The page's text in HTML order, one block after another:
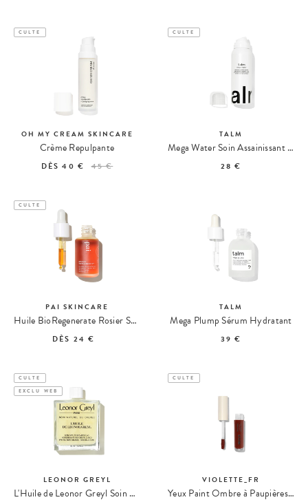
CULTE
OH MY CREAM SKINCARE
Crème Repulpante
DÈS40 € 45 €
CULTE
TALM
Mega Water Soin Assainissant & Apaisant
28 €
CULTE
PAI SKINCARE
Huile BioRegenerate Rosier Sauvage
DÈS 24 €
TALM
Mega Plump Sérum Hydratant
39 €
CULTE
EXCLU WEB
LEONOR GREYL
L'Huile de Leonor Greyl Soin Avant-Shampoing
CULTE
VIOLETTE_FR
Yeux Paint Ombre à Paupières Mat